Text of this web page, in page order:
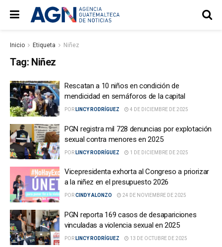
Inicio Etiqueta Niñez
Tag: Niñez
Rescatan a 10 niños en condición de
mendicidad en semáforos de la capital
POR LINCY RODRÍGUEZ 4 DE DICIEMBRE DE 2025
PGN registra mil 728 denuncias por explotación
sexual contra menores en 2025
POR LINCY RODRÍGUEZ 1 DE DICIEMBRE DE 2025
Vicepresidenta exhorta al Congreso a priorizar
a la niñez en el presupuesto 2026
PORCINDY ALONZO 24 DE NOVIEMBRE DE 2025
PGN reporta 169 casos de desapariciones
vinculadas a violencia sexual en 2025
POR LINCY RODRÍGUEZ 13 DE OCTUBRE DE 2025